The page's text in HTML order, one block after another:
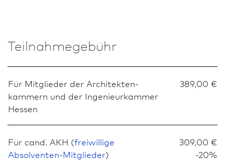
Teilnahmegebühr
Für Mitglieder der Architekten­
kammern und der Ingenieurkammer
Hessen
389,00 €
Für cand. AKH (freiwillige
Absolventen-Mitglieder)
309,00 €
-20%